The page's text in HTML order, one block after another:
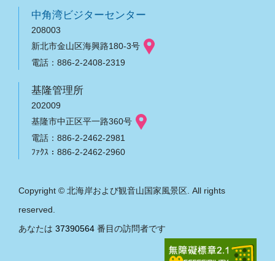
中角湾ビジターセンター
208003
新北市金山区海興路180-3号
電話：886-2-2408-2319
基隆管理所
202009
基隆市中正区平一路360号
電話：886-2-2462-2981
ﾌｧｸｽ：886-2-2462-2960
Copyright © 北海岸および観音山国家風景区. All rights
reserved.
あなたは 37390564 番目の訪問者です